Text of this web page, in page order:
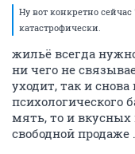
Ну вот конкретно
катастрофически.
жильё всегда
ни чего не
уходит, так и
психологического
мять, то и вкусных
свободной продаже